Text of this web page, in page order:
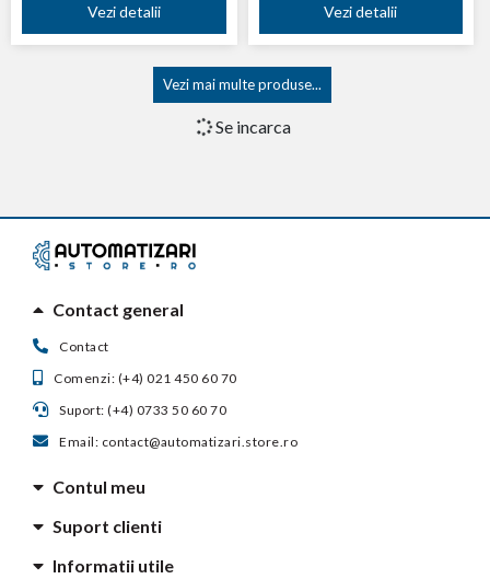
Vezi detalii Vezi detalii
Vezi mai multe produse...
in stoc furnizor
livrare in 15-30 de zile
24V, 2.75 metri, 700 Kg
livrare in 15-30 de zile